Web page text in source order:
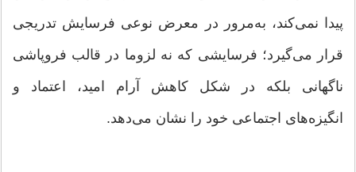
پیدا نمی‌کند، به‌مرور در معرض نوعی فرسایش تدریجی
قرار می‌گیرد؛ فرسایشی که نه لزوما در قالب فروپاشی
ناگهانی بلکه در شکل کاهش آرام امید، اعتماد و
انگیزه‌های اجتماعی خود را نشان می‌دهد.